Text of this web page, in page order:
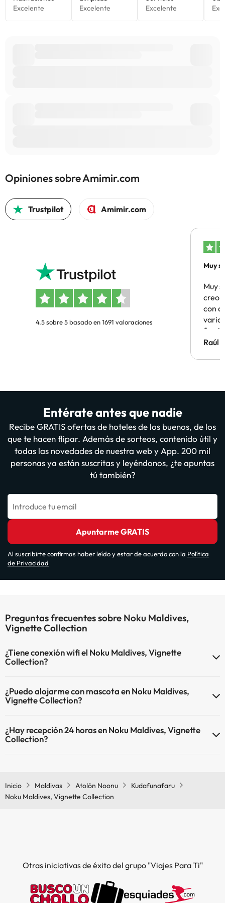
Opiniones sobre Amimir.com
Trustpilot Amimir.com
4.5 sobre 5 basado en 1691 valoraciones
Muy
Muy
creo
con
Hotel
Raúl
Entérate antes que nadie
Recibe GRATIS ofertas de hoteles de los buenos, de los
que te hacen flipar. Además de sorteos, contenido útil y
todas las novedades de nuestra web y App. 200 mil
personas ya están suscritas y leyéndonos, ¿te apuntas
tú también?
Introduce tu email
Apuntarme GRATIS
Al suscribirte confirmas haber leído y estar de acuerdo con la Política
de Privacidad
Preguntas frecuentes sobre Noku Maldives,
Vignette Collection
¿Tiene conexión wifi el Noku Maldives, Vignette
Collection?
¿Puedo alojarme con mascota en Noku Maldives,
Vignette Collection?
¿Hay recepción 24 horas en Noku Maldives, Vignette
Collection?
Inicio Maldivas Atolón Noonu
Kudafunafaru
Noku Maldives, Vignette Collection
Otras iniciativas de éxito del grupo "Viajes Para Ti"